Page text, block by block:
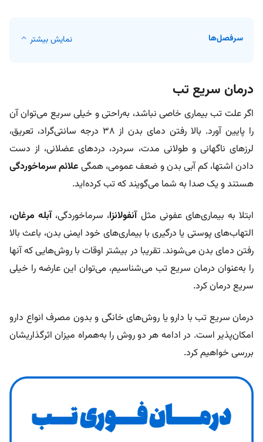
سرفصل‌ها نمایش بیشتر
درمان سریع تب
اگر علت تب بیماری خاصی نباشد، به‌راحتی و خیلی سریع می‌توان آن
را پایین آورد. بالا رفتن دمای بدن از 38 درجه سانتی‌گراد، تعریق،
لرزهای ناگهانی و طولانی مدت، سردرد، دردهای عضلانی، از دست
دادن اشتها، کم آبی بدن و ضعف عمومی، همگی علائم سرماخوردگی
هستند و یک صدا به شما می‌گویند که تب کرده‌اید.
ابتلا به بیماری‌های عفونی مثلآنفولانزا، سرماخوردگی،آبله مرغان،
التهاب‌های پوستی یا درگیری با بیماری‌های خود ایمنی بدن، باعث بالا
رفتن دمای بدن می‌شوند. تقریبا در بیشتر اوقات با روش‌هایی که آنها
را به‌عنوان درمان سریع تب می‌شناسیم، می‌توان این عارضه را خیلی
سریع درمان کرد.
درمان سریع تب با دارو یا روش‌های خانگی و بدون مصرف انواع دارو
امکان‌پذیر است. در ادامه هر دو روش را به‌همراه میزان اثرگذاریشان
بررسی خواهیم کرد.